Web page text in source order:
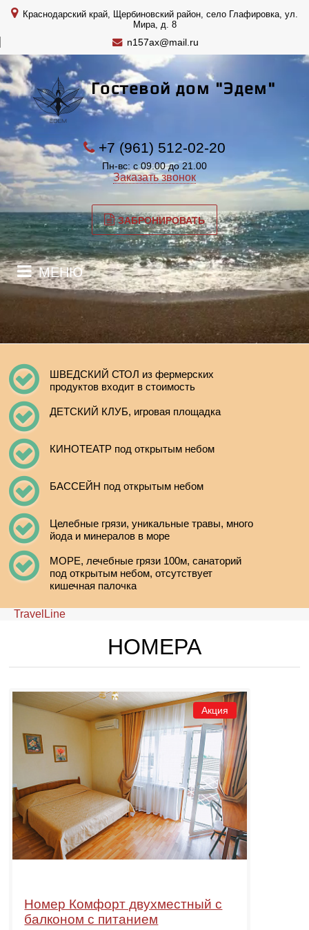
Краснодарский край, Щербиновский район, село Глафировка, ул.
Мира, д. 8
n157ax@mail.ru
Гостевой дом "Эдем"
+7 (961) 512-02-20
Пн-вс: с 09.00 до 21.00
Заказать звонок
ЗАБРОНИРОВАТЬ
МЕНЮ
ШВЕДСКИЙ СТОЛ из фермерских
продуктов входит в стоимость
ДЕТСКИЙ КЛУБ, игровая площадка
КИНОТЕАТР под открытым небом
БАССЕЙН под открытым небом
Целебные грязи, уникальные травы, много
йода и минералов в море
МОРЕ, лечебные грязи 100м, санаторий
под открытым небом, отсутствует
кишечная палочка
TravelLine
НОМЕРА
Акция
Номер Комфорт двухместный с
балконом с питанием